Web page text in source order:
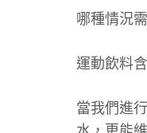
哪種情況
運動飲料
當我們進